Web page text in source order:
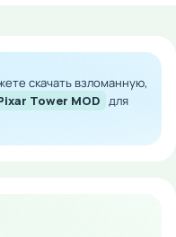
вам
и раскрывайте новые
скачать взломанную,
Tower MOD для